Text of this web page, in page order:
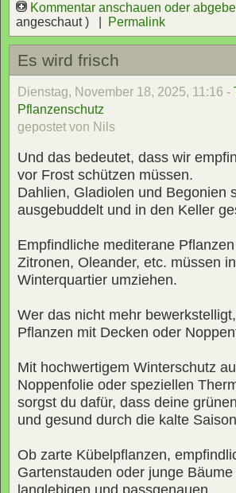
Kommentar anschauen oder
angeschaut ) |
Permalink
Es wird frisch
Dienstag, November 18, 2025, 11:16 -
Pflanzenschutz
gepostet von Nils
Und das bedeutet, dass wir
vor Frost schützen müssen.
Dahlien, Gladiolen und Begonien
ausgebuddelt und in den Keller
Empfindliche mediterane
Zitronen, Oleander, etc. müssen
Winterquartier umziehen.
Wer das nicht mehr
Pflanzen mit Decken oder
Mit hochwertigem Winterschutz
Noppenfolie oder speziellen
sorgst du dafür, dass deine
und gesund durch die kalte
Ob zarte Kübelpflanzen,
Gartenstauden oder junge
langlebigen und passgenauen